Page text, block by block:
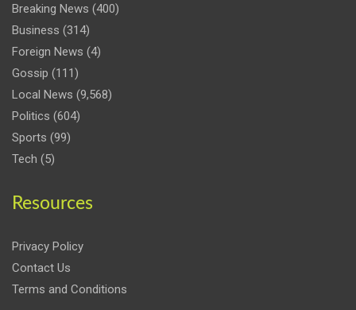
Breaking News (400)
Business (314)
Foreign News (4)
Gossip (111)
Local News (9,568)
Politics (604)
Sports (99)
Tech (5)
Resources
Privacy Policy
Contact Us
Terms and Conditions